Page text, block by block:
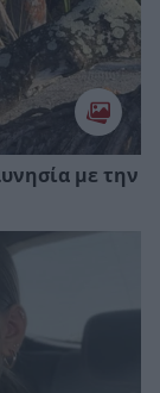
με την